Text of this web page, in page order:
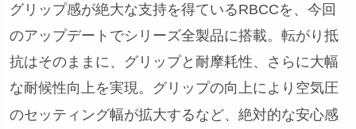
グリップ感が絶大な支持を得ているRBCCを、今回
のアップデートでシリーズ全製品に搭載。転がり抵
抗はそのままに、グリップと耐摩耗性、さらに大幅
な耐候性向上を実現。グリップの向上により空気圧
のセッティング幅が拡大するなど、絶対的な安心感